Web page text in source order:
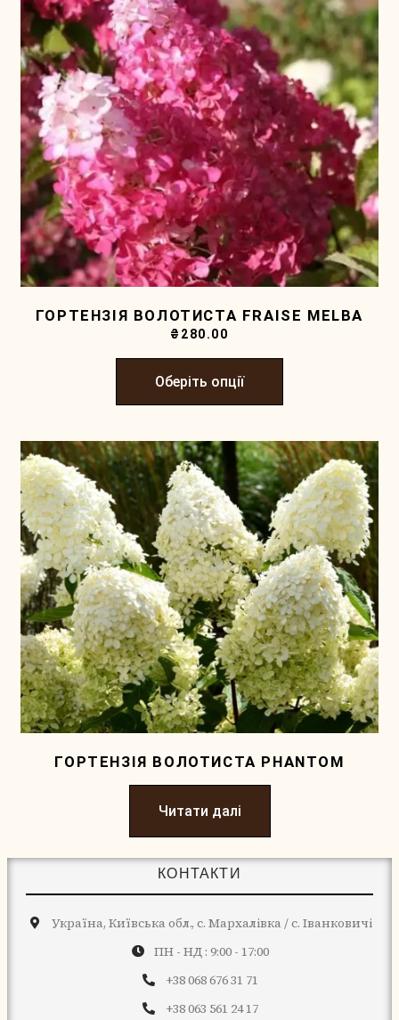
ГОРТЕНЗІЯ ВОЛОТИСТА FRAISE MELBA
₴ 280.00
Оберіть опції
ГОРТЕНЗІЯ ВОЛОТИСТА PHANTOM
Читати далі
КОНТАКТИ
Україна, Київська обл., с. Мархалівка / с. Іванковичі
ПН - НД : 9:00 - 17:00
+38 068 676 31 71
+38 063 561 24 17